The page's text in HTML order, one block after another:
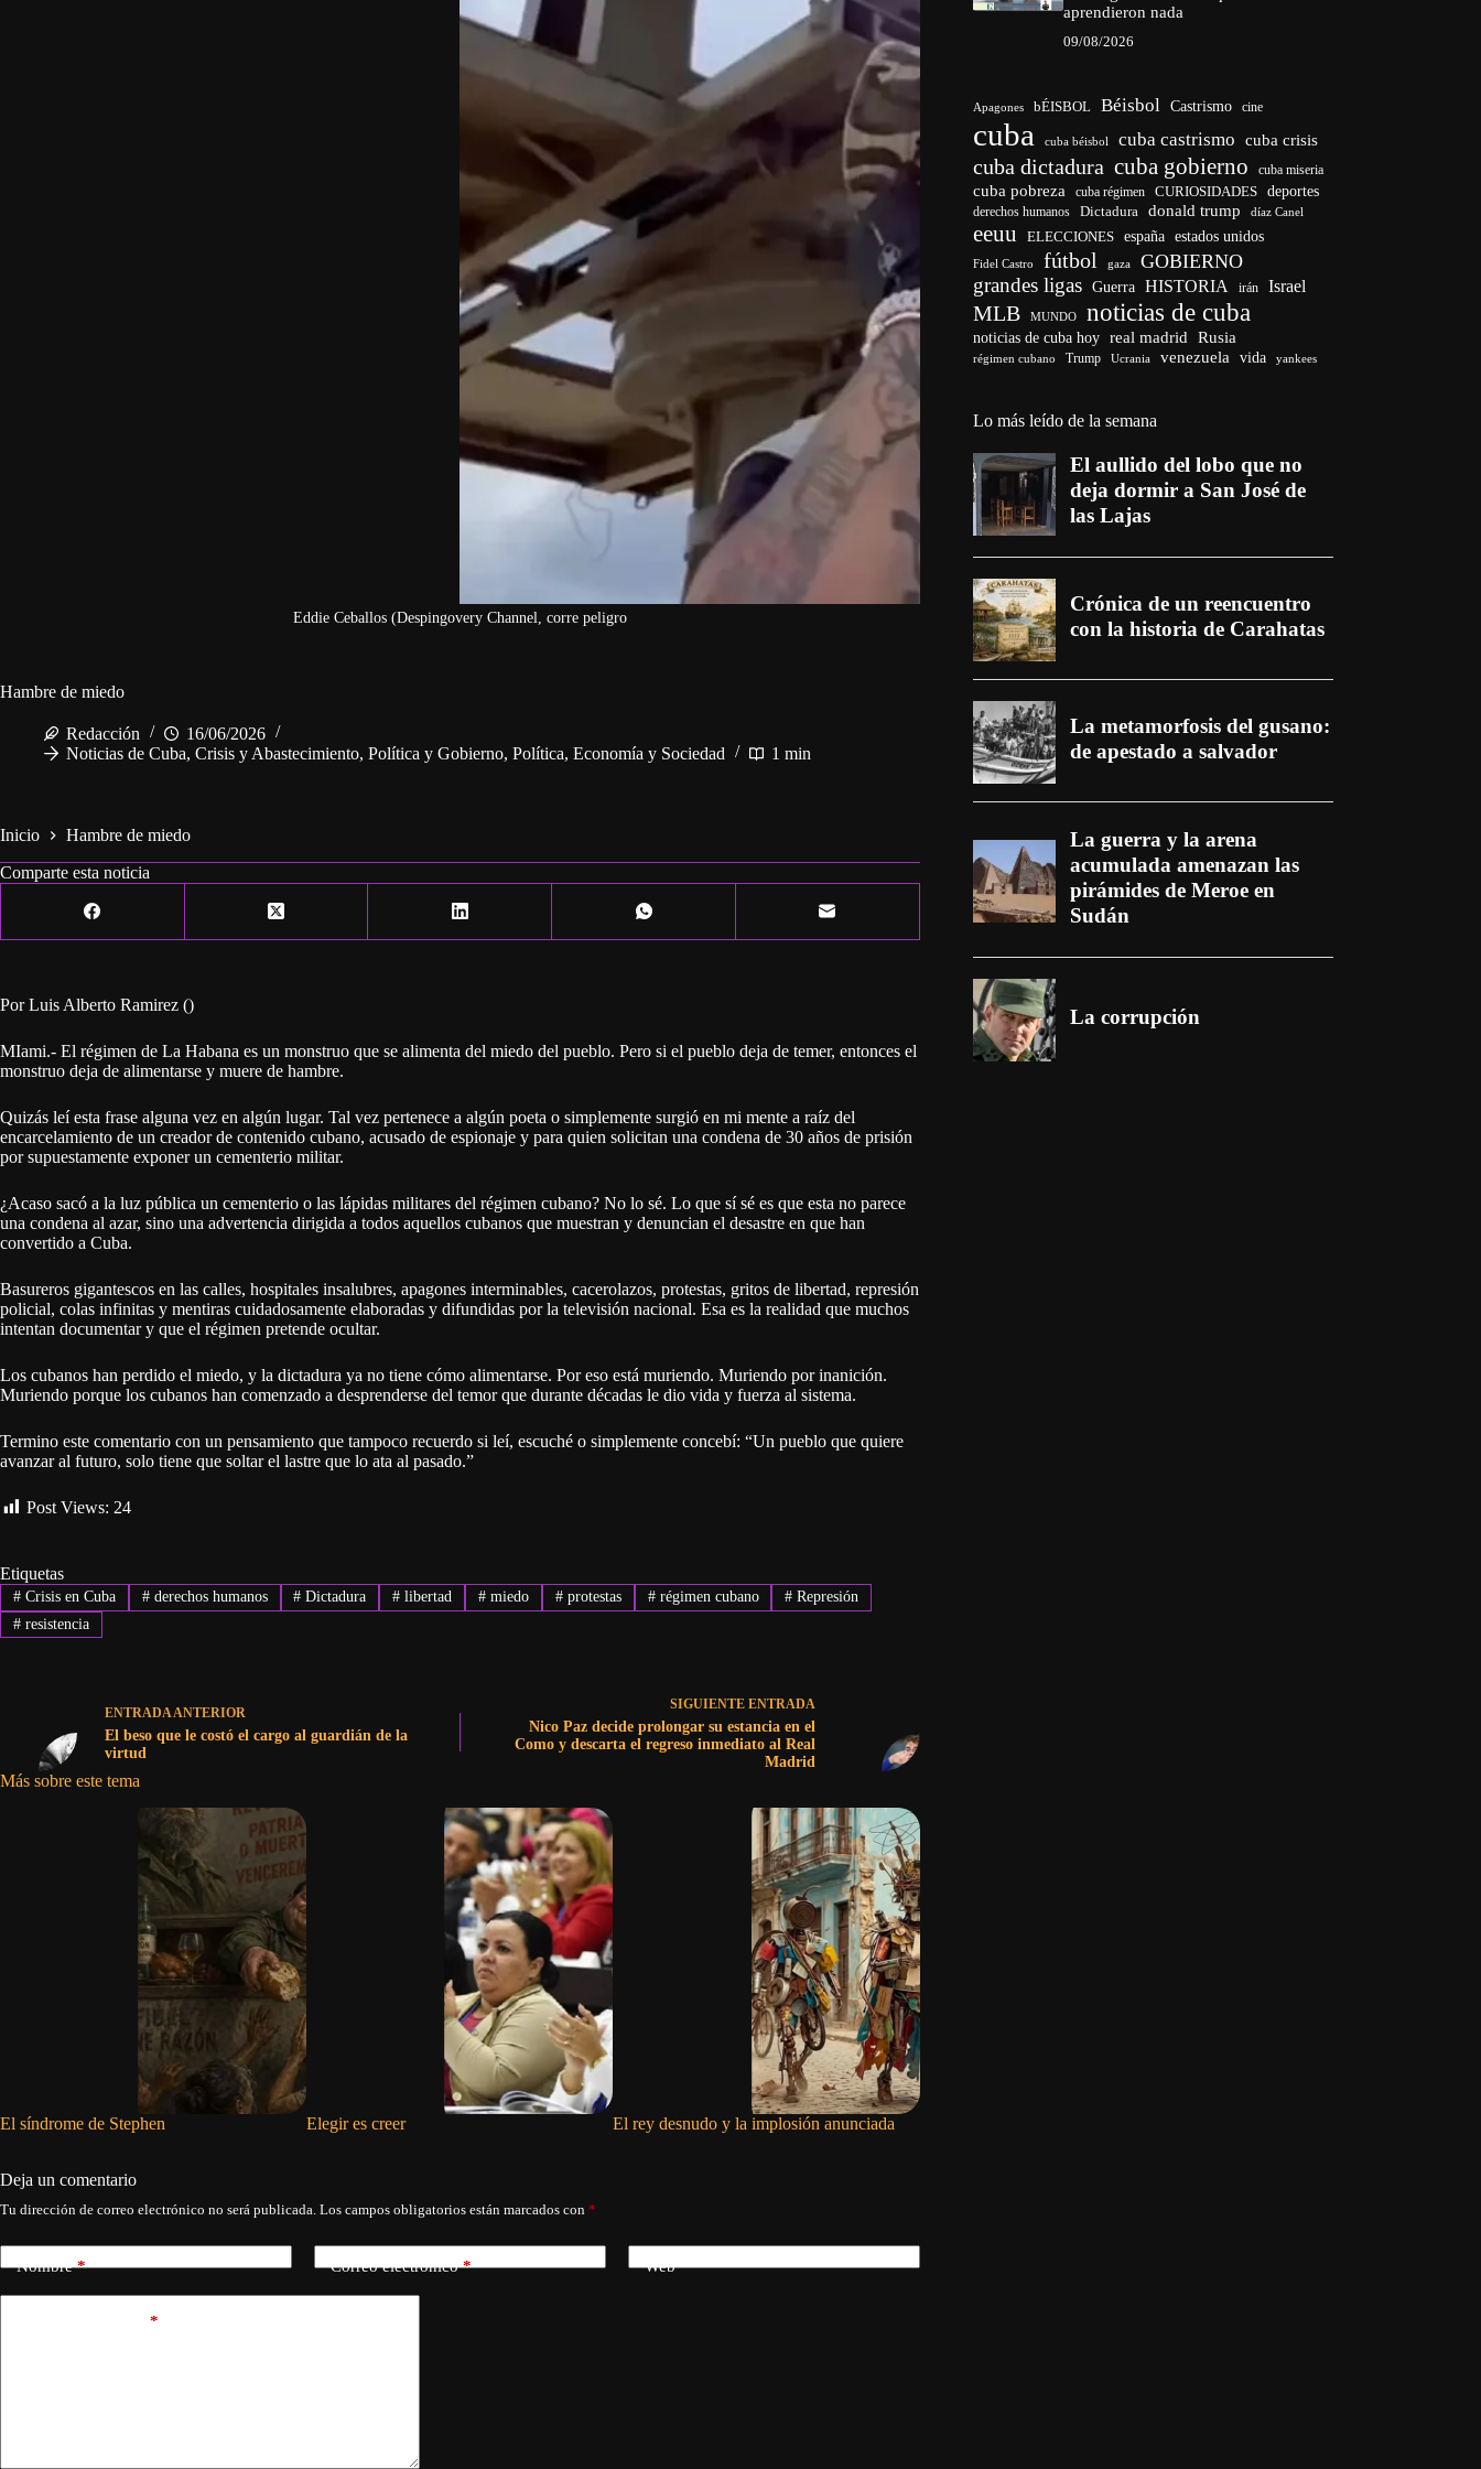
Eddie Ceballos (Despingovery Channel, corre peligro
Hambre de miedo
Redacción
16/06/2026
Noticias de Cuba, Crisis y Abastecimiento, Política y Gobierno, Política, Economía y Sociedad 1 min
Inicio
Hambre de miedo
Comparte esta noticia
Por Luis Alberto Ramirez ()
MIami.- El régimen de La Habana es un monstruo que se alimenta del miedo del pueblo. Pero si el pueblo deja de temer, entonces el
monstruo deja de alimentarse y muere de hambre.
Quizás leí esta frase alguna vez en algún lugar. Tal vez pertenece a algún poeta o simplemente surgió en mi mente a raíz del
encarcelamiento de un creador de contenido cubano, acusado de espionaje y para quien solicitan una condena de 30 años de prisión
por supuestamente exponer un cementerio militar.
¿Acaso sacó a la luz pública un cementerio o las lápidas militares del régimen cubano? No lo sé. Lo que sí sé es que esta no parece
una condena al azar, sino una advertencia dirigida a todos aquellos cubanos que muestran y denuncian el desastre en que han
convertido a Cuba.
Basureros gigantescos en las calles, hospitales insalubres, apagones interminables, cacerolazos, protestas, gritos de libertad, represión
policial, colas infinitas y mentiras cuidadosamente elaboradas y difundidas por la televisión nacional. Esa es la realidad que muchos
intentan documentar y que el régimen pretende ocultar.
Los cubanos han perdido el miedo, y la dictadura ya no tiene cómo alimentarse. Por eso está muriendo. Muriendo por inanición.
Muriendo porque los cubanos han comenzado a desprenderse del temor que durante décadas le dio vida y fuerza al sistema.
Termino este comentario con un pensamiento que tampoco recuerdo si leí, escuché o simplemente concebí: “Un pueblo que quiere
avanzar al futuro, solo tiene que soltar el lastre que lo ata al pasado.”
Post Views: 24
Etiquetas
#Crisis en Cuba #derechos humanos # Dictadura # libertad # miedo #protestas #régimen cubano # Represión
#resistencia
ENTRADAANTERIOR
El beso que le costó el cargo al guardián de la
virtud
SIGUIENTE ENTRADA
Nico Paz decide prolongar su estancia en el
Como y descarta el regreso inmediato al Real
Madrid
Más sobre este tema
El síndrome de Stephen Elegir es creer El rey desnudo y la implosión anunciada
Deja un comentario
Tu dirección de correo electrónico no será publicada. Los campos obligatorios están marcados con *
Nombre* Correo electrónico* Web
*
aprendieron nada
09/08/2026
Apagones bÉISBOL Béisbol Castrismo cine
cuba cuba béisbol cuba castrismo cuba crisis
cuba dictadura cuba gobierno cuba miseria
cuba pobreza cuba régimen CURIOSIDADES deportes
derechos humanos Dictadura donald trump díaz Canel
eeuu ELECCIONES españa estados unidos
Fidel Castro fútbol gaza GOBIERNO
grandes ligas Guerra HISTORIA irán Israel
MLB MUNDO noticias de cuba
noticias de cuba hoy real madrid Rusia
régimen cubano Trump Ucrania venezuela vida yankees
Lo más leído de la semana